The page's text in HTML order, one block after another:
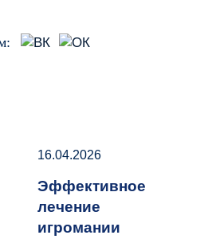
16.04.2026
Эффективное
лечение
игромании